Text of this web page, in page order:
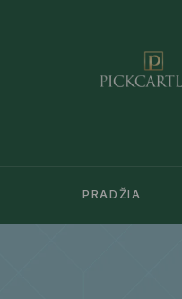
PRADŽIA